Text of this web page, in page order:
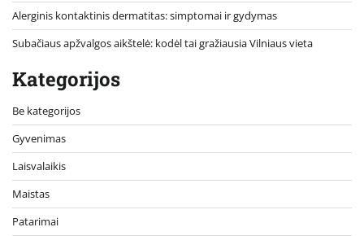
Alerginis kontaktinis dermatitas: simptomai ir gydymas
Subačiaus apžvalgos aikštelė: kodėl tai gražiausia Vilniaus vieta
Kategorijos
Be kategorijos
Gyvenimas
Laisvalaikis
Maistas
Patarimai